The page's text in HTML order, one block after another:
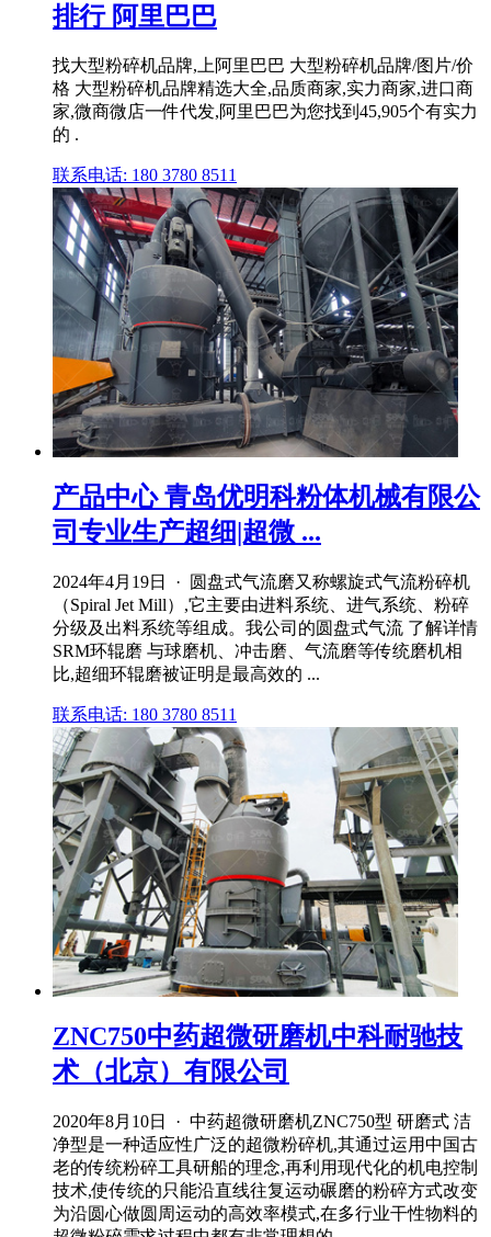
排行 阿里巴巴
找大型粉碎机品牌,上阿里巴巴 大型粉碎机品牌/图片/价
格 大型粉碎机品牌精选大全,品质商家,实力商家,进口商
家,微商微店一件代发,阿里巴巴为您找到45,905个有实力
的 .
联系电话: 180 3780 8511
产品中心 青岛优明科粉体机械有限公
司专业生产超细|超微 ...
2024年4月19日 · 圆盘式气流磨又称螺旋式气流粉碎机
（Spiral Jet Mill）,它主要由进料系统、进气系统、粉碎
分级及出料系统等组成。我公司的圆盘式气流 了解详情
SRM环辊磨 与球磨机、冲击磨、气流磨等传统磨机相
比,超细环辊磨被证明是最高效的 ...
联系电话: 180 3780 8511
ZNC750中药超微研磨机中科耐驰技
术（北京）有限公司
2020年8月10日 · 中药超微研磨机ZNC750型 研磨式 洁
净型是一种适应性广泛的超微粉碎机,其通过运用中国古
老的传统粉碎工具研船的理念,再利用现代化的机电控制
技术,使传统的只能沿直线往复运动碾磨的粉碎方式改变
为沿圆心做圆周运动的高效率模式,在多行业干性物料的